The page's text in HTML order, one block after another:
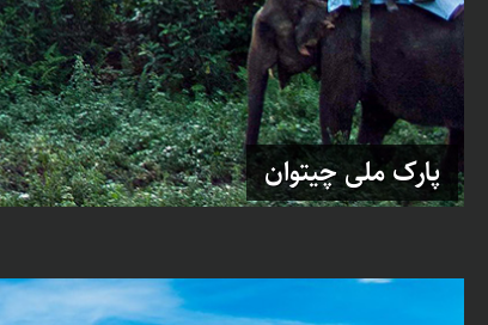
پارک ملی چیتوان